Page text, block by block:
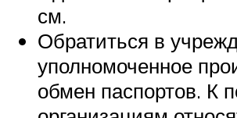
см.
Обратиться в
уполномоченное
обмен паспортов. К